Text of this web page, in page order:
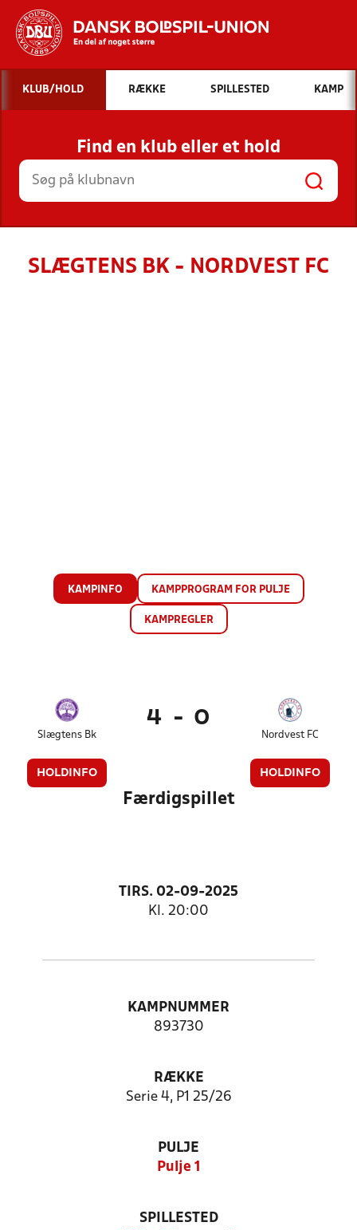
Hvad vil du søge efter?
INDHOLD OG NYHEDER
STILLINGER, RESULTATER, KLUBBER OG
HOLD
KLUB/HOLD RÆKKE SPILLESTED KAMP
Find en klub eller et hold
SLÆGTENS BK - NORDVEST FC
KAMPINFO KAMPPROGRAM FOR PULJE
KAMPREGLER
Slægtens Bk
HOLDINFO
4 - 0
Nordvest FC
HOLDINFO
Færdigspillet
TIRS. 02-09-2025
Kl. 20:00
KAMPNUMMER
893730
RÆKKE
Serie 4, P1 25/26
PULJE
Pulje 1
SPILLESTED